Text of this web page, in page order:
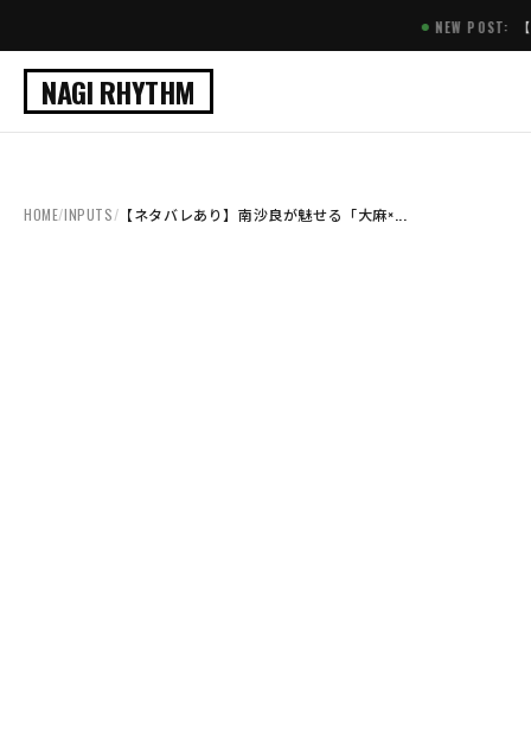
【2026.08.07】【肌
NAGI RHYTHM
HOME/INPUTS/ 【ネタバレあり】南沙良が魅せる「大麻×...